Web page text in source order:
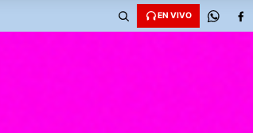
EN VIVO